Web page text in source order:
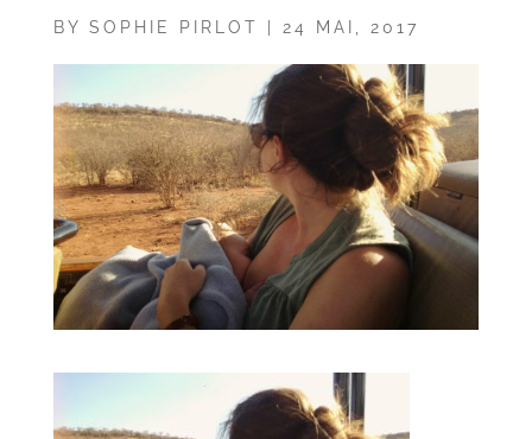
BY SOPHIE PIRLOT 24 MAI, 2017